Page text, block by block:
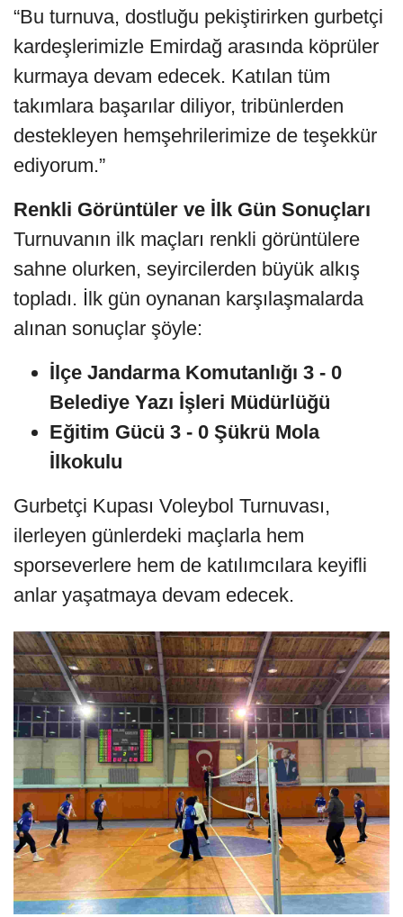
“Bu turnuva, dostluğu pekiştirirken gurbetçi
kardeşlerimizle Emirdağ arasında köprüler
kurmaya devam edecek. Katılan tüm
takımlara başarılar diliyor, tribünlerden
destekleyen hemşehrilerimize de teşekkür
ediyorum.”
Renkli Görüntüler ve İlk Gün Sonuçları
Turnuvanın ilk maçları renkli görüntülere
sahne olurken, seyircilerden büyük alkış
topladı. İlk gün oynanan karşılaşmalarda
alınan sonuçlar şöyle:
İlçe Jandarma Komutanlığı 3 - 0
Belediye Yazı İşleri Müdürlüğü
Eğitim Gücü 3 - 0 Şükrü Mola
İlkokulu
Gurbetçi Kupası Voleybol Turnuvası,
ilerleyen günlerdeki maçlarla hem
sporseverlere hem de katılımcılara keyifli
anlar yaşatmaya devam edecek.